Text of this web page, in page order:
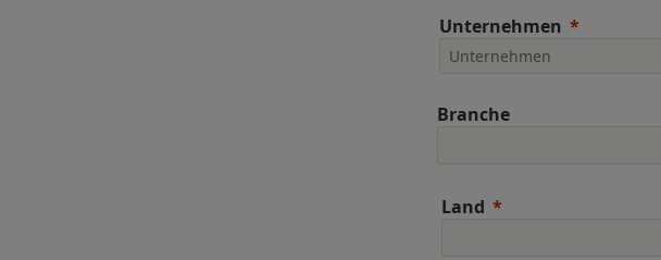
Unternehmen
Branche
Land